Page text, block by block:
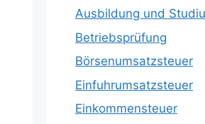
Ausbildung und
Betriebsprüfung
Börsenumsatzsteuer
Einfuhrumsatzsteuer
Einkommensteuer